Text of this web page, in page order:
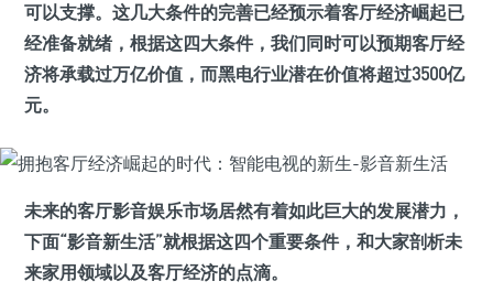
可以支撑。这几大条件的完善已经预示着客厅经济崛起已
经准备就绪，根据这四大条件，我们同时可以预期客厅经
济将承载过万亿价值，而黑电行业潜在价值将超过3500亿
元。
未来的客厅影音娱乐市场居然有着如此巨大的发展潜力，
下面“影音新生活”就根据这四个重要条件，和大家剖析未
来家用领域以及客厅经济的点滴。